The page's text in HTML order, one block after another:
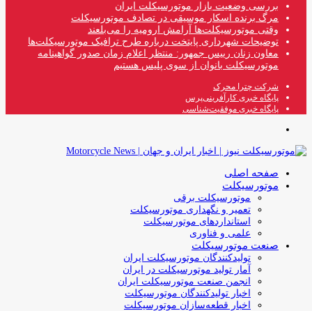
بررسی وضعیت بازار موتورسیکلت ایران
مرگ برنده اسکار موسیقی در تصادف موتورسیکلت
وقتی موتورسیکلت‌ها آرامش ارومیه را می‌بلعند
توضیحات شهرداری پایتخت درباره طرح ترافیک موتورسیکلت‌ها
معاون زنان رییس جمهور: منتظر اعلام زمان صدور گواهینامه
موتورسیکلت بانوان از سوی پلیس هستیم
شرکت چترا محرک
پایگاه خبری کارآفرینی‌پرس
پایگاه خبری موفقیت‌شناسی
صفحه اصلی
موتورسیکلت
موتورسیکلت برقی
تعمیر و نگهداری موتورسیکلت
استانداردهای موتورسیکلت
علمی و فناوری
صنعت موتورسیکلت
تولیدکنندگان موتورسیکلت ایران
آمار تولید موتورسیکلت در ایران
انجمن صنعت موتورسیکلت ایران
اخبار تولیدکنندگان موتورسیکلت
اخبار قطعه‌سازان موتورسیکلت